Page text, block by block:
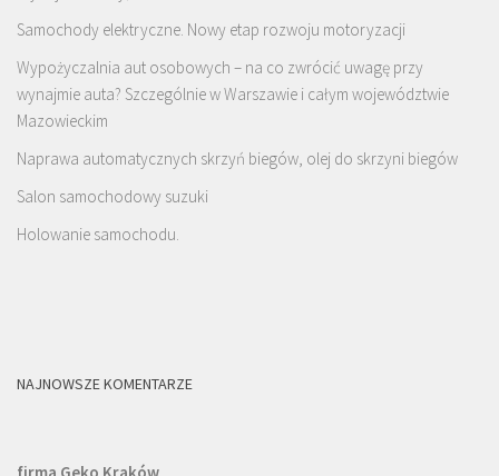
Samochody elektryczne. Nowy etap rozwoju motoryzacji
Wypożyczalnia aut osobowych – na co zwrócić uwagę przy
wynajmie auta? Szczególnie w Warszawie i całym województwie
Mazowieckim
Naprawa automatycznych skrzyń biegów, olej do skrzyni biegów
Salon samochodowy suzuki
Holowanie samochodu.
NAJNOWSZE KOMENTARZE